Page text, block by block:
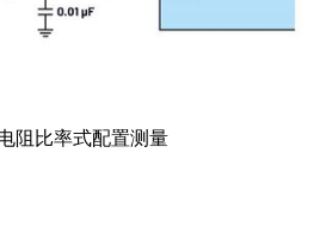
阻比率式配置测量